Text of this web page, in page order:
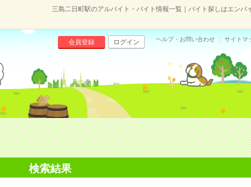
三島二日町駅のアルバイト・バイト情報一覧｜バイト探しはエンバ
会員登録 ログイン ヘルプ・お問い合わせ サイトマ
検索結果